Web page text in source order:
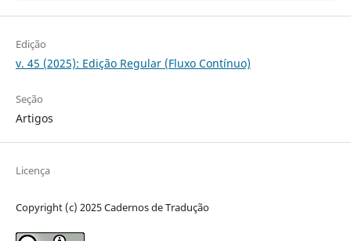
Edição
v. 45 (2025): Edição Regular (Fluxo Contínuo)
Seção
Artigos
Licença
Copyright (c) 2025 Cadernos de Tradução